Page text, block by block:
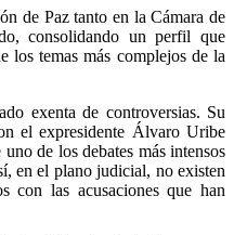
de Paz tanto en la Cámara de
consolidando un perfil que
los temas más complejos de la
exenta de controversias. Su
el expresidente Álvaro Uribe
de los debates más intensos
en el plano judicial, no existen
con las acusaciones que han